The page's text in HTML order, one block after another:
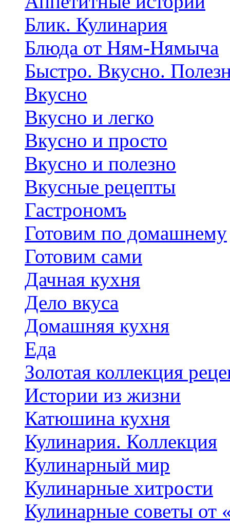
Блик. Кулинария
Блюда от Ням-Нямыча
Быстро. Вкусно.
Вкусно
Вкусно и легко
Вкусно и просто
Вкусно и полезно
Вкусные рецепты
Гастрономъ
Готовим по домашнему
Готовим сами
Дачная кухня
Дело вкуса
Домашняя кухня
Еда
Золотая коллекция
Истории из жизни
Катюшина кухня
Кулинария. Коллекция
Кулинарный мир
Кулинарные хитрости
Кулинарные советы от